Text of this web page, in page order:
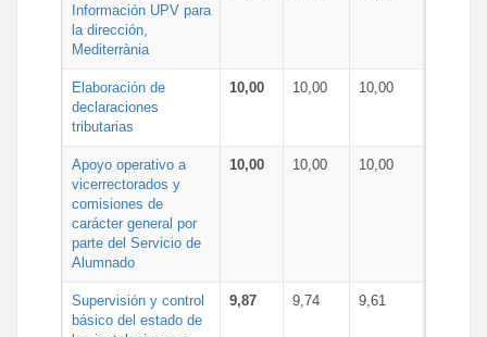
Información UPV para
la dirección,
Mediterrània
Elaboración de
declaraciones
tributarias
10,00 10,00 10,00
Apoyo operativo a
vicerrectorados y
comisiones de
carácter general por
parte del Servicio de
Alumnado
10,00 10,00 10,00
Supervisión y control
básico del estado de
9,87 9,74 9,61